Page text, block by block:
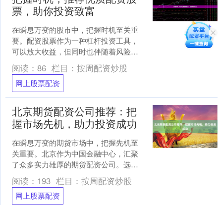
票，助你投资致富
在瞬息万变的股市中，把握时机至关重
要。配资股票作为一种杠杆投资工具，
可以放大收益，但同时也伴随着风险。
因此，选择优质的配资股票尤为关键。
**推荐优质配资股票*....
阅读： 86 栏目： 按周配资炒股
网上股票配资
北京期货配资公司推荐：把
握市场先机，助力投资成功
在瞬息万变的期货市场中，把握先机至
关重要。北京作为中国金融中心，汇聚
了众多实力雄厚的期货配资公司。选择
一家可靠的配资公司，可以为投资者提
供资金杠杆，放大投资收益....
阅读： 193 栏目： 按周配资炒股
网上股票配资